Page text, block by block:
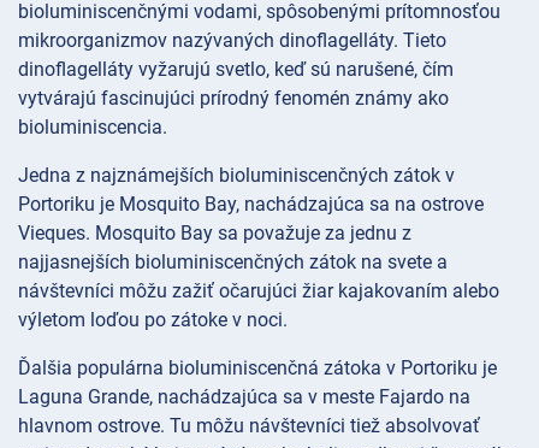
bioluminiscenčnými vodami, spôsobenými prítomnosťou
mikroorganizmov nazývaných dinoflagelláty. Tieto
dinoflagelláty vyžarujú svetlo, keď sú narušené, čím
vytvárajú fascinujúci prírodný fenomén známy ako
bioluminiscencia.
Jedna z najznámejších bioluminiscenčných zátok v
Portoriku je Mosquito Bay, nachádzajúca sa na ostrove
Vieques. Mosquito Bay sa považuje za jednu z
najjasnejších bioluminiscenčných zátok na svete a
návštevníci môžu zažiť očarujúci žiar kajakovaním alebo
výletom loďou po zátoke v noci.
Ďalšia populárna bioluminiscenčná zátoka v Portoriku je
Laguna Grande, nachádzajúca sa v meste Fajardo na
hlavnom ostrove. Tu môžu návštevníci tiež absolvovať